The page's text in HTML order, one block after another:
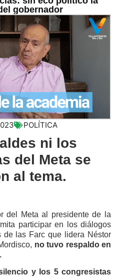
gobernador
POLÍTICA
ni los
del Meta se
al tema.
del Meta al presidente de la
participar en los diálogos
las Farc que lidera Néstor
no tuvo respaldo en
y los 5 congresistas